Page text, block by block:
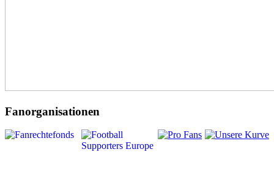
Fanorganisationen